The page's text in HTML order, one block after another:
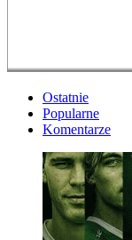
Ostatnie
Popularne
Komentarze